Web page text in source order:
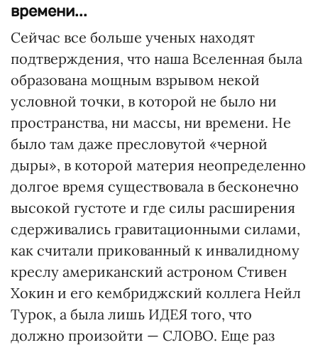
времени...
Сейчас все больше ученых находят
подтверждения, что наша Вселенная была
образована мощным взрывом некой
условной точки, в которой не было ни
пространства, ни массы, ни времени. Не
было там даже пресловутой «черной
дыры», в которой материя неопределенно
долгое время существовала в бесконечно
высокой густоте и где силы расширения
сдерживались гравитационными силами,
как считали прикованный к инвалидному
креслу американский астроном Стивен
Хокин и его кембриджский коллега Нейл
Турок, а была лишь ИДЕЯ того, что
должно произойти — СЛОВО. Еще раз